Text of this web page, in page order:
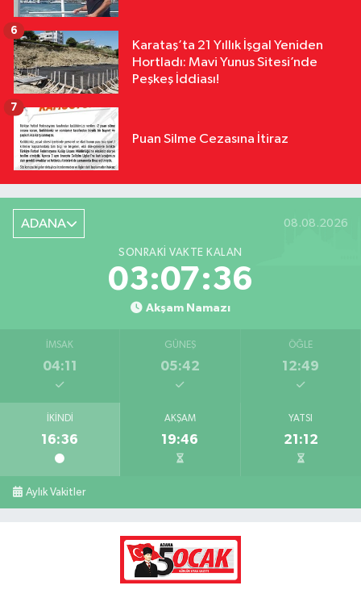
Karataş’ta 21 Yıllık İşgal Yeniden
Hortladı: Mavi Yunus Sitesi’nde
Peşkeş İddiası!
6
Puan Silme Cezasına İtiraz
7
ADANA 08.08.2026
SONRAKI VAKTE KALAN
03:07:35
Akşam Namazı
İMSAK
04:11
GÜNEŞ
05:42
ÖĞLE
12:49
İKINDI
16:36
AKŞAM
19:46
YATSI
21:12
Aylık Vakitler